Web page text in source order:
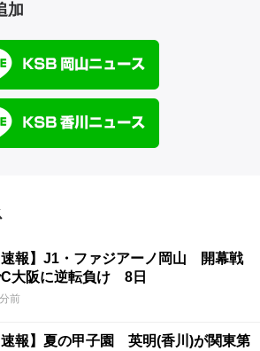
加
速報】J1・ファジアーノ岡山 開幕戦
大阪に逆転負け 8日
前
速報】夏の甲子園 英明(香川)が関東第